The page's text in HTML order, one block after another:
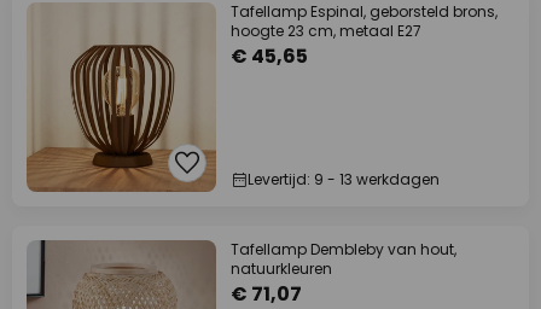
Tafellamp Espinal, geborsteld brons,
hoogte 23 cm, metaal E27
€ 45,65
Levertijd: 9 - 13 werkdagen
Tafellamp Dembleby van hout,
natuurkleuren
€ 71,07